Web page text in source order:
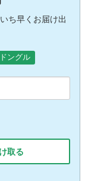
ち早くお届け出
ドングル
取る